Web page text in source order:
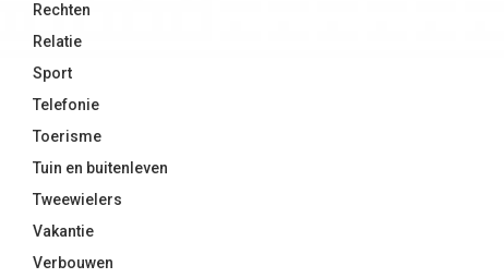
Rechten
Relatie
Sport
Telefonie
Toerisme
Tuin en buitenleven
Tweewielers
Vakantie
Verbouwen